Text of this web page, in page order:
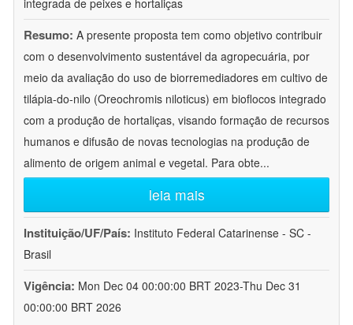
integrada de peixes e hortaliças
Resumo: A presente proposta tem como objetivo contribuir
com o desenvolvimento sustentável da agropecuária, por
meio da avaliação do uso de biorremediadores em cultivo de
tilápia-do-nilo (Oreochromis niloticus) em bioflocos integrado
com a produção de hortaliças, visando formação de recursos
humanos e difusão de novas tecnologias na produção de
alimento de origem animal e vegetal. Para obte...
leia mais
Instituição/UF/País: Instituto Federal Catarinense - SC -
Brasil
Vigência: Mon Dec 04 00:00:00 BRT 2023-Thu Dec 31
00:00:00 BRT 2026